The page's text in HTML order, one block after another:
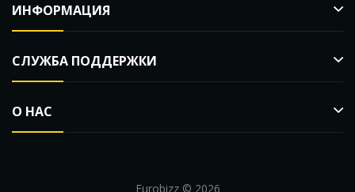
ИНФОРМАЦИЯ
СЛУЖБА ПОДДЕРЖКИ
О НАС
Eurobizz © 2026